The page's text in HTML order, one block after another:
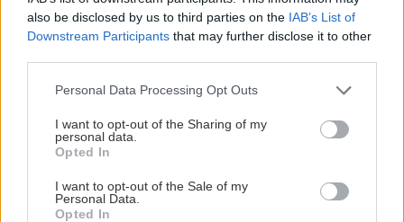
also be disclosed by us to third parties on the IAB’s List of
Downstream Participants that may further disclose it to other
Personal Data Processing Opt Outs
I want to opt-out of the Sharing of my
personal data.
Opted In
I want to opt-out of the Sale of my
Personal Data.
Opted In
07:35
ΚΟΙΝΩΝΙΑ
Κυψέλη: «Την είδα πεσμένη στο μπάνιο… δεν
07:23
ΕΛΛΑΔΑ
Σεισμική δόνηση 3,6 Ρίχτερ τα ξημερώματα
στην Πρέβεζα
ΑΘΛΗΤΙΚΑ
ΠΑΟΚ – Άντερλεχτ στις 21:00: Για το
του Europa League